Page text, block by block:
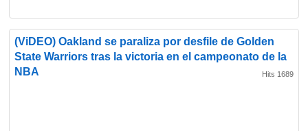
(ViDEO) Oakland se paraliza por desfile de Golden
State Warriors tras la victoria en el campeonato de la
NBA
Hits 1689